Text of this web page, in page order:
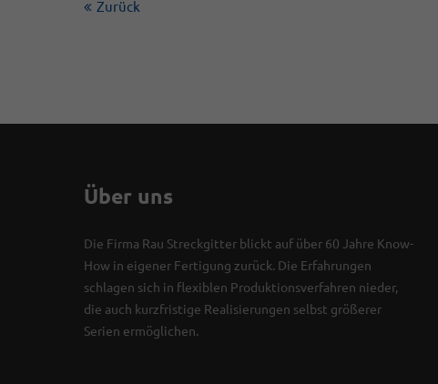
Zurück
Über uns
Die Firma Rau Streckgitter blickt auf über 60 Jahre Know-
How in eigener Fertigung zurück. Die Erfahrungen
schlagen sich in flexiblen Produktionsverfahren nieder,
die auch kurzfristige Realisierungen selbst größerer
Serien ermöglichen.